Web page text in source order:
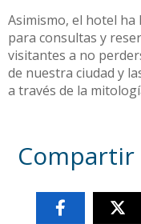
Asimismo, el hotel
para consultas y
visitantes a no
de nuestra ciudad y
a través de la
Compartir